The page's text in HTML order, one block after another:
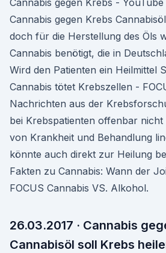
Cannabis gegen Krebs - YouTube
Cannabis gegen Krebs
doch für die Herstellung des Öls
Cannabis benötigt, die in
Wird den Patienten ein Heilmittel
Cannabis tötet Krebszellen -
Nachrichten aus der
bei Krebspatienten offenbar
von Krankheit und Behandlung
könnte auch direkt zur Heilung
Fakten zu Cannabis: Wann der
FOCUS Cannabis VS. Alkohol.
26.03.2017 · Cannabis
Cannabisöl soll Krebs